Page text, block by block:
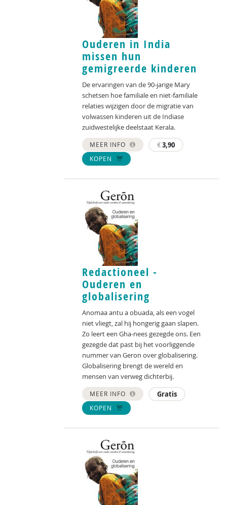
Ouderen in India
missen hun
gemigreerde kinderen
De ervaringen van de 90-jarige Mary
schetsen hoe familiale en niet-familiale
relaties wijzigen door de migratie van
volwassen kinderen uit de Indiase
zuidwestelijke deelstaat Kerala.
MEER INFO €3,90
KOPEN
Redactioneel -
Ouderen en
globalisering
Anomaa antu a obuada, als een vogel
niet vliegt, zal hij hongerig gaan slapen.
Zo leert een Gha-nees gezegde ons. Een
gezegde dat past bij het voorliggende
nummer van Geron over globalisering.
Globalisering brengt de wereld en
mensen van verweg dichterbij.
MEER INFO Gratis
KOPEN